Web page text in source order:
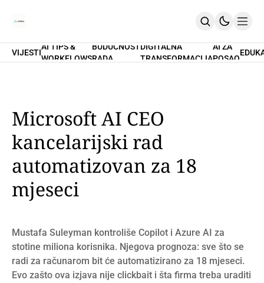
Home
PRETPLATI SE
VIJESTI
AI TIPS &
WORKFLOWS
BUDUĆNOST
RADA
DIGITALNA
TRANSFORMACIJA
AI ZA
POSAO
Microsoft AI CEO
kancelarijski rad
automatizovan za 18
mjeseci
Mustafa Suleyman kontroliše Copilot i Azure AI za
stotine miliona korisnika. Njegova prognoza: sve što se
radi za računarom bit će automatizirano za 18 mjeseci.
Evo zašto ova izjava nije clickbait i šta firma treba uraditi